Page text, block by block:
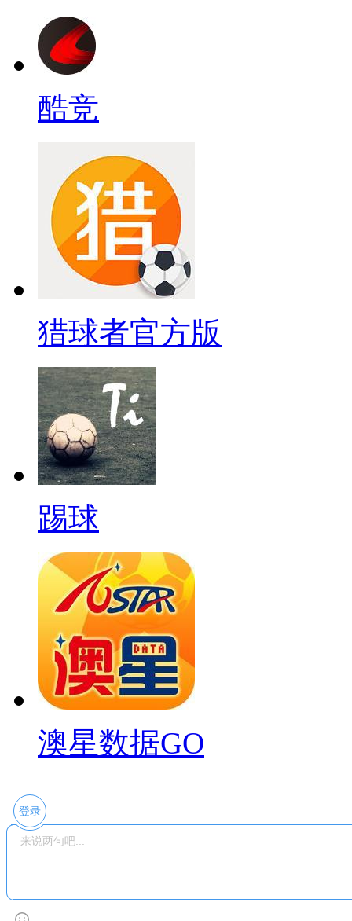
酷竞
猎球者官方版
踢球
澳星数据GO
登录